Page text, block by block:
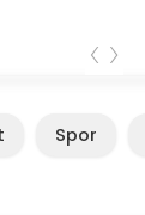
‹ ›
Spor